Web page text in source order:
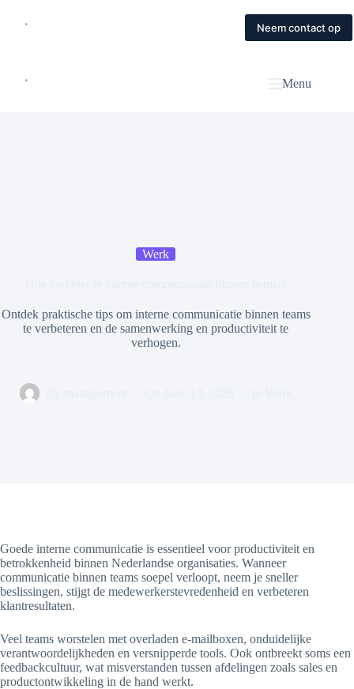
Contact
Neem contact op
Menu
Werk
Ontdek praktische tips om interne communicatie binnen teams
te verbeteren en de samenwerking en productiviteit te
verhogen.
Goede interne communicatie is essentieel voor productiviteit en
betrokkenheid binnen Nederlandse organisaties. Wanneer
communicatie binnen teams soepel verloopt, neem je sneller
beslissingen, stijgt de medewerkerstevredenheid en verbeteren
klantresultaten.
Veel teams worstelen met overladen e-mailboxen, onduidelijke
verantwoordelijkheden en versnipperde tools. Ook ontbreekt soms een
feedbackcultuur, wat misverstanden tussen afdelingen zoals sales en
productontwikkeling in de hand werkt.